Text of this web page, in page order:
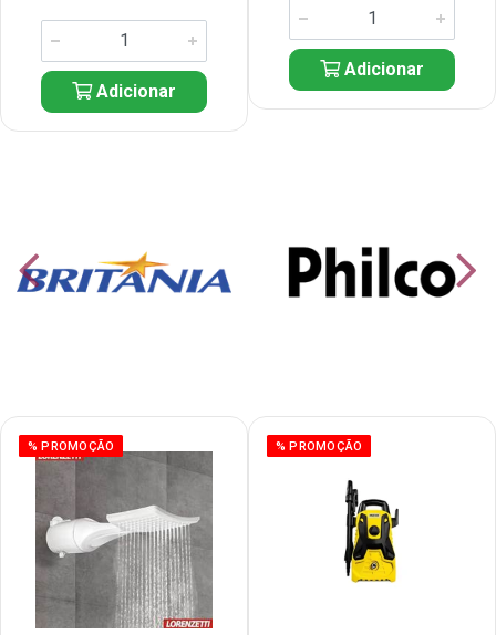
Adicionar
Adicionar
% PROMOÇÃO % PROMOÇÃO